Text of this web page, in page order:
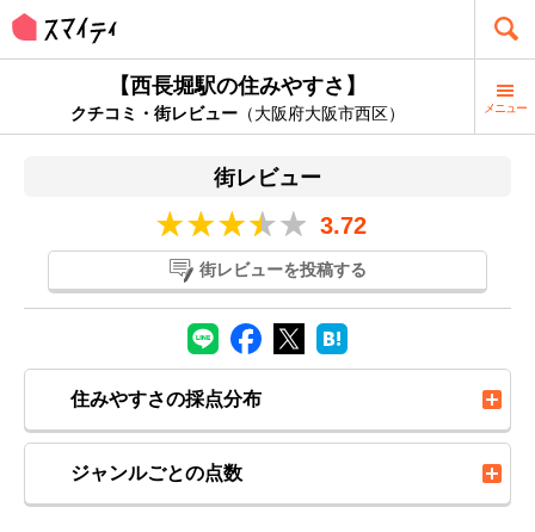
【西長堀駅の住みやすさ】
クチコミ・街レビュー（大阪府大阪市西区） メニュー
街レビュー
3.72
街レビューを投稿する
住みやすさの採点分布
ジャンルごとの点数